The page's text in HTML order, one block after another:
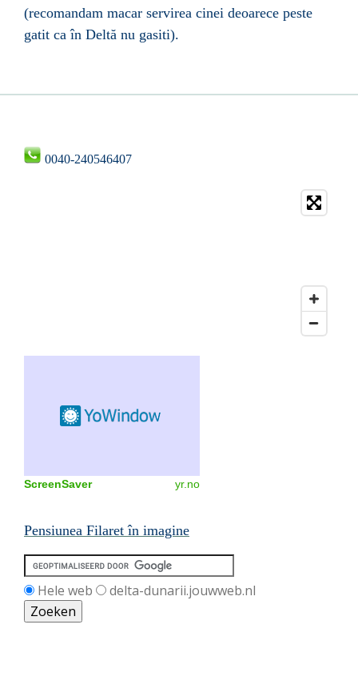
(recomandam macar servirea cinei deoarece peste
gatit ca în Deltă nu gasiti).
0040-240546407
ScreenSaver yr.no
Pensiunea Filaret în imagine
Hele web delta-dunarii.jouwweb.nl